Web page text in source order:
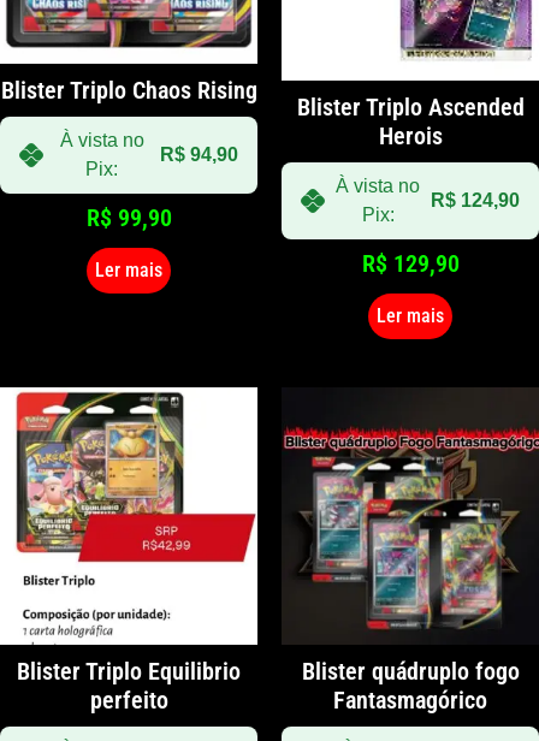
Blister Triplo Chaos Rising
À vista no
Pix:
R$ 94,90
R$ 99,90
Ler mais
Blister Triplo Ascended
Herois
À vista no
Pix:
R$ 124,90
R$ 129,90
Ler mais
Blister Triplo Equilibrio
perfeito
Blister quádruplo fogo
Fantasmagórico